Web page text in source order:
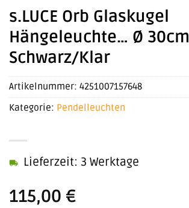
s.LUCE Orb Glaskugel
Hängeleuchte… Ø
Schwarz/Klar
115,00 €
Lieferzeit: 3 Werktage
Artikelnummer: 4251007157648
Kategorie: Pendelleuchten